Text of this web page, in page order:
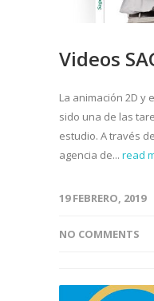
Videos
La animación 2D y
sido una de las
estudio. A través
agencia de... read
19 FEBRERO, 2019
NO COMMENTS